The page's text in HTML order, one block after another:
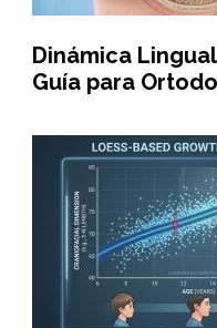
Dinámica
Guía para